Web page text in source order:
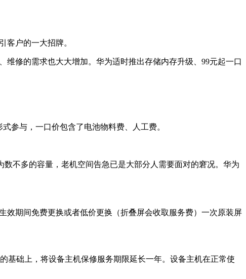
客户的一大招牌。
修的需求也大大增加。华为适时推出存储内存升级、99元起一口
参与，一口价包含了电池物料费、人工费。
不多的容量，老机空间告急已是大部分人需要面对的窘况。华为
效期间免费更换或者低价更换（折叠屏会收取服务费）一次原装屏
基础上，将设备主机保修服务期限延长一年。设备主机在正常使